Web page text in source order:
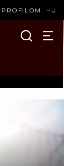
PROFILOM HU